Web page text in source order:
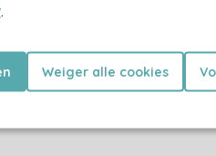
.
Weiger alle cookies